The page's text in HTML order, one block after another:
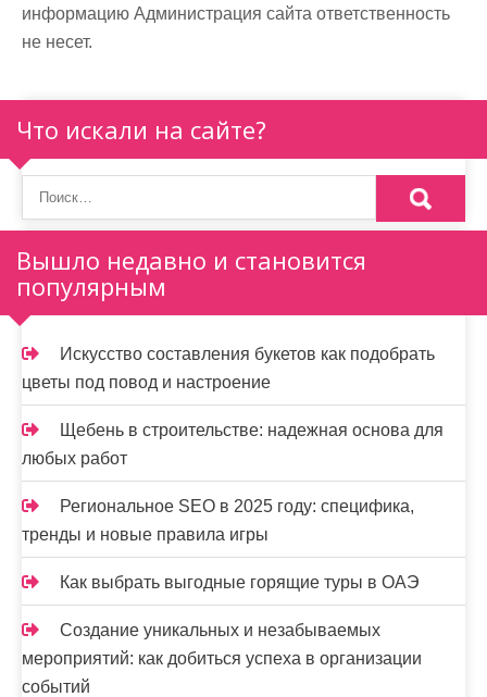
информацию Администрация сайта ответственность
не несет.
Что искали на сайте?
Вышло недавно и становится
популярным
Искусство составления букетов как подобрать
цветы под повод и настроение
Щебень в строительстве: надежная основа для
любых работ
Региональное SEO в 2025 году: специфика,
тренды и новые правила игры
Как выбрать выгодные горящие туры в ОАЭ
Создание уникальных и незабываемых
мероприятий: как добиться успеха в организации
событий